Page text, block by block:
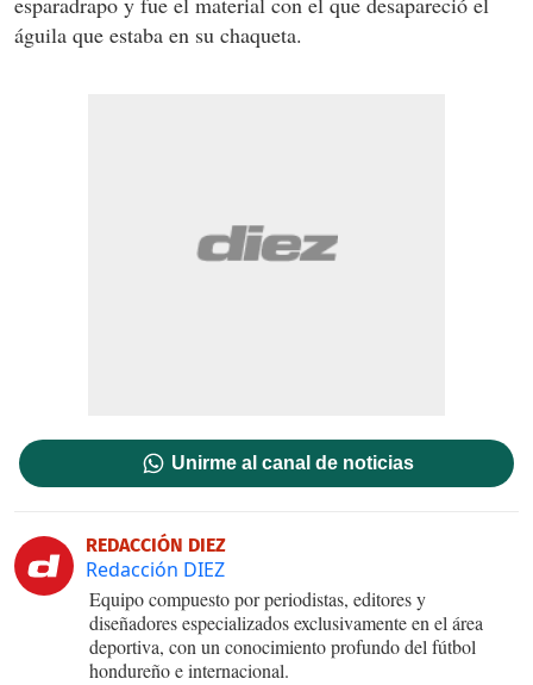
águila que estaba en su chaqueta.
Unirme al canal de noticias
REDACCIÓN DIEZ
Redacción DIEZ
Equipo compuesto por periodistas, editores y
diseñadores especializados exclusivamente en el área
deportiva, con un conocimiento profundo del fútbol
hondureño e internacional.